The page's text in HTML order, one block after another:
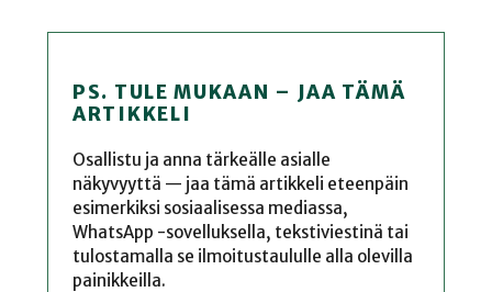
PS. TULE MUKAAN – JAA TÄMÄ
ARTIKKELI
Osallistu ja anna tärkeälle asialle
näkyvyyttä — jaa tämä artikkeli eteenpäin
esimerkiksi sosiaalisessa mediassa,
WhatsApp -sovelluksella, tekstiviestinä tai
tulostamalla se ilmoitustaululle alla olevilla
painikkeilla.